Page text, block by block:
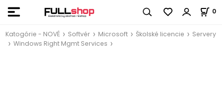
0
Katogórie - NOVÉ Softvér Microsoft Školské licencie
Servery
Windows Right Mgmt Services